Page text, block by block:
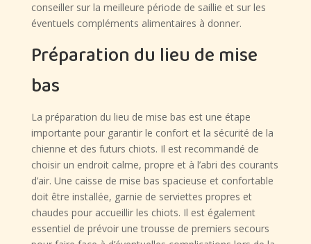
conseiller sur la meilleure période de saillie et sur les
éventuels compléments alimentaires à donner.
Préparation du lieu de mise
bas
La préparation du lieu de mise bas est une étape
importante pour garantir le confort et la sécurité de la
chienne et des futurs chiots. Il est recommandé de
choisir un endroit calme, propre et à l’abri des courants
d’air. Une caisse de mise bas spacieuse et confortable
doit être installée, garnie de serviettes propres et
chaudes pour accueillir les chiots. Il est également
essentiel de prévoir une trousse de premiers secours